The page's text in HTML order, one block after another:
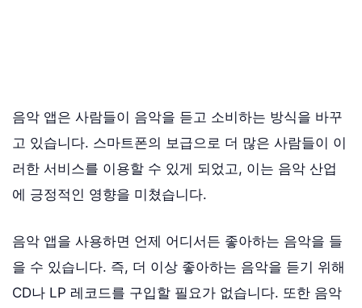
음악 앱은 사람들이 음악을 듣고 소비하는 방식을 바꾸
고 있습니다. 스마트폰의 보급으로 더 많은 사람들이 이
러한 서비스를 이용할 수 있게 되었고, 이는 음악 산업
에 긍정적인 영향을 미쳤습니다.
음악 앱을 사용하면 언제 어디서든 좋아하는 음악을 들
을 수 있습니다. 즉, 더 이상 좋아하는 음악을 듣기 위해
CD나 LP 레코드를 구입할 필요가 없습니다. 또한 음악